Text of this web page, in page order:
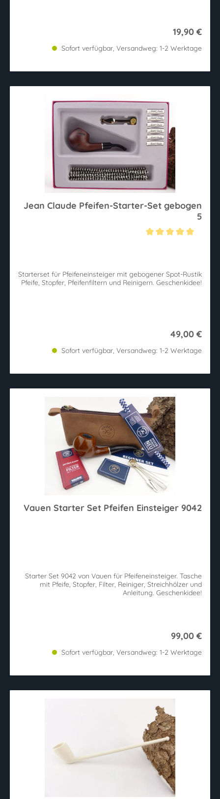
19,90 €
Sofort verfügbar, Versandweg: 1-2 Werktage
Jean Claude Pfeifen-Starter-Set gebogen
5
Starterset für Pfeifeneinsteiger mit gebogener Spot-Rustik
Pfeife, Stopfer, Pfeifenfiltern und Reinigern. Geschenkidee!
49,00 €
Sofort verfügbar, Versandweg: 1-2 Werktage
Vauen Starter Set Pfeifen Einsteiger 9042
Starter Set 9042 von Vauen für Pfeifeneinsteiger. Tasche
mit Pfeife, Stopfer, Filter, Reiniger, Streichhölzer und
Anleitung. Geschenkidee!
99,00 €
Sofort verfügbar, Versandweg: 1-2 Werktage